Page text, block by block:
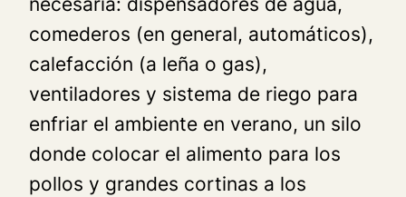
comederos (en general, automáticos),
calefacción (a leña o gas),
ventiladores y sistema de riego para
enfriar el ambiente en verano, un silo
donde colocar el alimento para los
pollos y grandes cortinas a los